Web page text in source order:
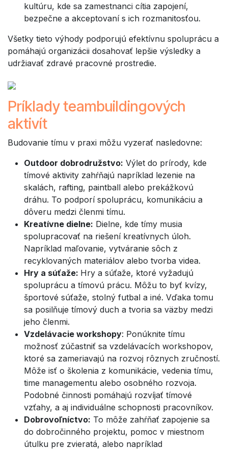
kultúru, kde sa zamestnanci cítia zapojení,
bezpečne a akceptovaní s ich rozmanitosťou.
Všetky tieto výhody podporujú efektívnu spoluprácu a
pomáhajú organizácii dosahovať lepšie výsledky a
udržiavať zdravé pracovné prostredie.
Príklady teambuildingových
aktivít
Budovanie tímu v praxi môžu vyzerať nasledovne:
Outdoor dobrodružstvo: Výlet do prírody, kde
tímové aktivity zahŕňajú napríklad lezenie na
skalách, rafting, paintball alebo prekážkovú
dráhu. To podporí spoluprácu, komunikáciu a
dôveru medzi členmi tímu.
Kreatívne dielne: Dielne, kde tímy musia
spolupracovať na riešení kreatívnych úloh.
Napríklad maľovanie, vytváranie sôch z
recyklovaných materiálov alebo tvorba videa.
Hry a súťaže: Hry a súťaže, ktoré vyžadujú
spoluprácu a tímovú prácu. Môžu to byť kvízy,
športové súťaže, stolný futbal a iné. Vďaka tomu
sa posilňuje tímový duch a tvoria sa väzby medzi
jeho členmi.
Vzdelávacie workshopy: Ponúknite tímu
možnosť zúčastniť sa vzdelávacích workshopov,
ktoré sa zameriavajú na rozvoj rôznych zručností.
Môže isť o školenia z komunikácie, vedenia tímu,
time managementu alebo osobného rozvoja.
Podobné činnosti pomáhajú rozvíjať tímové
vzťahy, a aj individuálne schopnosti pracovníkov.
Dobrovoľníctvo: To môže zahŕňať zapojenie sa
do dobročinného projektu, pomoc v miestnom
útulku pre zvieratá, alebo napríklad